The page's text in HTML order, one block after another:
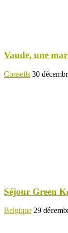
Vaude, une
Conseils 30
Séjour Green
Belgique 29